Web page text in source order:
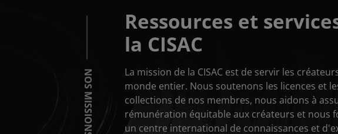
NOS MISSIONS
Ressources et
la CISAC
La mission de la CISAC est de servir les
monde entier. Nous soutenons les licences et
collections de nos membres, nous aidons à
rémunération équitable aux créateurs et nous
un centre international de connaissances et